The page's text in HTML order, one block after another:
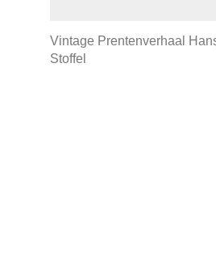
Vintage Prentenverhaal
Stoffel